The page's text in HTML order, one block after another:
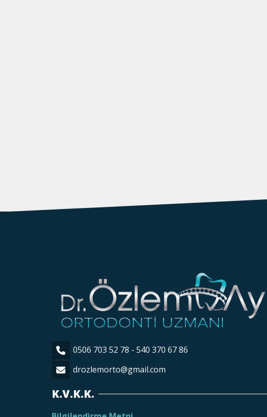
0506 703 52 78 - 540 370 67 86
drozlemorto@gmail.com
K.V.K.K.